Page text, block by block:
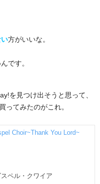
方がいいな。
です。
を見つけ出そうと思って、
ってみたのがこれ。
Choir~Thank You Lord~
ペル・クワイア